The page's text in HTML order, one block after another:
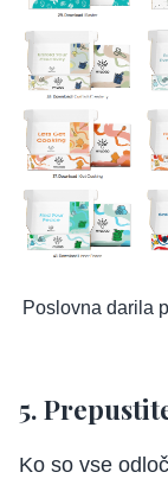
Poslovna darila
5.
Ko so vse